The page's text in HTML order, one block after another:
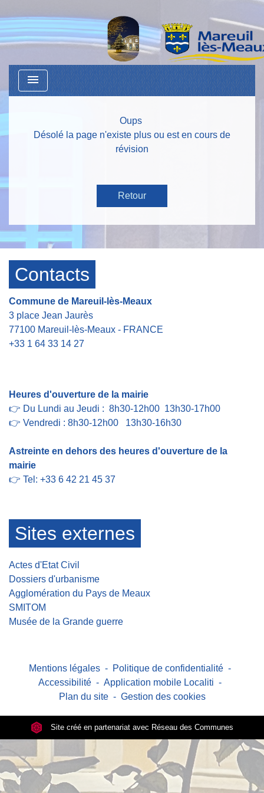
menu
Oups
Désolé la page n'existe plus ou est en cours de
révision
Retour
Contacts
Commune de Mareuil-lès-Meaux
3 place Jean Jaurès
77100 Mareuil-lès-Meaux - FRANCE
+33 1 64 33 14 27
Heures d'ouverture de la mairie
👉 Du Lundi au Jeudi : 8h30-12h00 13h30-17h00
👉 Vendredi : 8h30-12h00 13h30-16h30
Astreinte en dehors des heures d'ouverture de la
mairie
👉 Tel: +33 6 42 21 45 37
Sites externes
Actes d'Etat Civil
Dossiers d'urbanisme
Agglomération du Pays de Meaux
SMITOM
Musée de la Grande guerre
Mentions légales - Politique de confidentialité -
Accessibilité - Application mobile Localiti -
Plan du site - Gestion des cookies
Site créé en partenariat avec Réseau des Communes